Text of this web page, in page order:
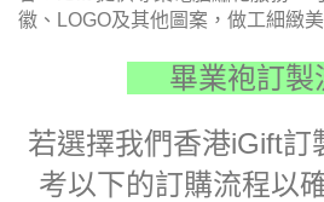
徽、LOGO及其他圖案，做工細緻
畢業袍訂
若選擇我們香港iGift訂
考以下的訂購流程以